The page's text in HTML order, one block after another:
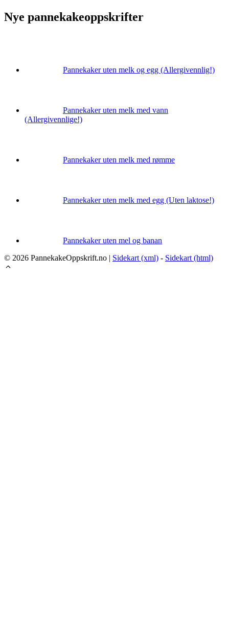
Nye pannekakeoppskrifter
Pannekaker uten melk og egg (Allergivennlig!)
Pannekaker uten melk med vann
(Allergivennlige!)
Pannekaker uten melk med rømme
Pannekaker uten melk med egg (Uten laktose!)
Pannekaker uten mel og banan
© 2026 PannekakeOppskrift.no | Sidekart (xml) - Sidekart (html)